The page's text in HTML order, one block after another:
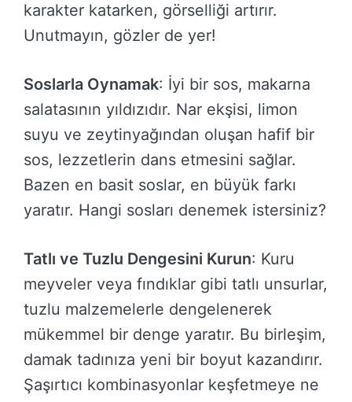
karakter katarken, görselliği artırır.
Unutmayın, gözler de yer!
Soslarla Oynamak: İyi bir sos, makarna
salatasının yıldızıdır. Nar ekşisi, limon
suyu ve zeytinyağından oluşan hafif bir
sos, lezzetlerin dans etmesini sağlar.
Bazen en basit soslar, en büyük farkı
yaratır. Hangi sosları denemek istersiniz?
Tatlı ve Tuzlu Dengesini Kurun: Kuru
meyveler veya fındıklar gibi tatlı unsurlar,
tuzlu malzemelerle dengelenerek
mükemmel bir denge yaratır. Bu birleşim,
damak tadınıza yeni bir boyut kazandırır.
Şaşırtıcı kombinasyonlar keşfetmeye ne